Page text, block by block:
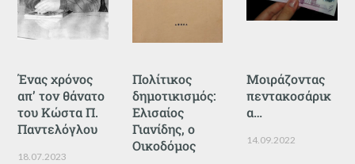
Ένας χρόνος
απ’ τον θάνατο
του Κώστα Π.
Παντελόγλου
18.07.2023
Πολίτικος
δημοτικισμός:
Ελισαίος
Γιανίδης, ο
Οικοδόμος
Μοιράζοντας
πεντακοσάρικ
α…
14.09.2022